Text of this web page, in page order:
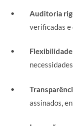
Auditoria
verificadas e
Flexibilidade
assinados,